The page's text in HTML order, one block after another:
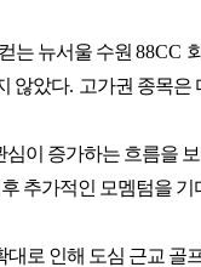
는 뉴서울 수원 88CC
않았다. 고가권 종목은
이 증가하는 흐름을
추가적인 모멤텀을
로 인해 도심 근교